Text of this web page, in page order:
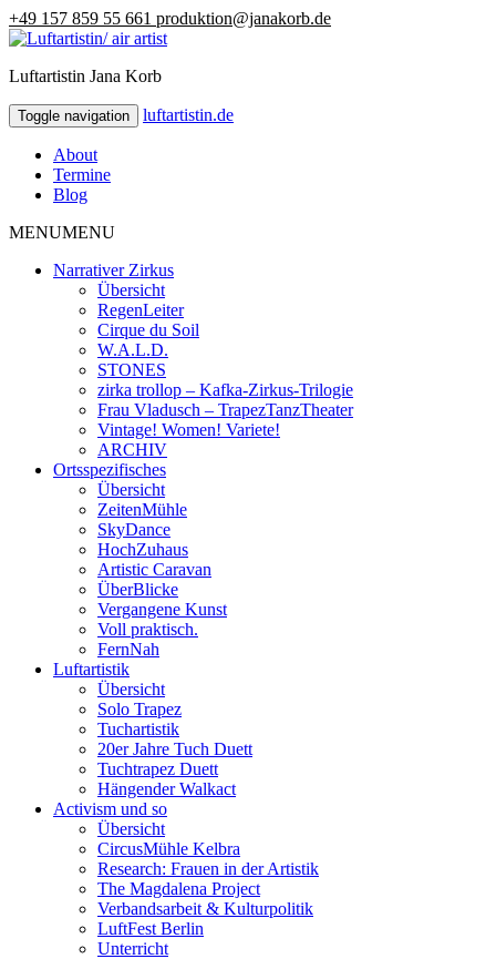
+49 157 859 55 661 produktion@janakorb.de
luftartistin.de
Luftartistin Jana Korb
Toggle navigation luftartistin.de
About
Termine
Blog
MENUMENU
Narrativer Zirkus
Übersicht
RegenLeiter
Cirque du Soil
W.A.L.D.
STONES
zirka trollop – Kafka-Zirkus-Trilogie
Frau Vladusch – TrapezTanzTheater
Vintage! Women! Variete!
ARCHIV
Ortsspezifisches
Übersicht
ZeitenMühle
SkyDance
HochZuhaus
Artistic Caravan
ÜberBlicke
Vergangene Kunst
Voll praktisch.
FernNah
Luftartistik
Übersicht
Solo Trapez
Tuchartistik
20er Jahre Tuch Duett
Tuchtrapez Duett
Hängender Walkact
Activism und so
Übersicht
CircusMühle Kelbra
Research: Frauen in der Artistik
The Magdalena Project
Verbandsarbeit & Kulturpolitik
LuftFest Berlin
Unterricht